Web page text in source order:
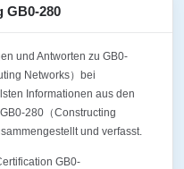
GB0-280
und Antworten zu GB0-
Networks）bei
Informationen aus den
280（Constructing
und verfasst.
GB0-